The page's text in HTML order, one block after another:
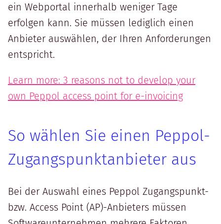
ein Webportal innerhalb weniger Tage
erfolgen kann. Sie müssen lediglich einen
Anbieter auswählen, der Ihren Anforderungen
entspricht.
Learn more: 3 reasons not to develop your
own Peppol access point for e-invoicing
So wählen Sie einen Peppol-
Zugangspunktanbieter aus
Bei der Auswahl eines Peppol Zugangspunkt-
bzw. Access Point (AP)-Anbieters müssen